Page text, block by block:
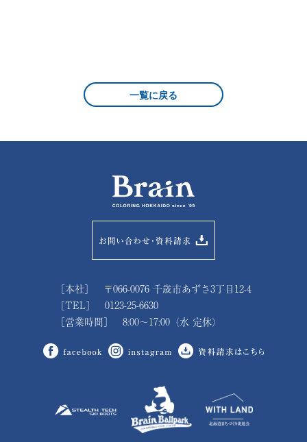
一覧に戻る
［本社］ 〒066-0076 千歳市あずさ3丁目12-4
［TEL］ 0123-25-6630
［営業時間］ 8:00～17:00（水 定休）